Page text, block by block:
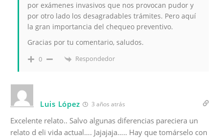
por exámenes invasivos que nos provocan pudor y
por otro lado los desagradables trámites. Pero aquí
la gran importancia del chequeo preventivo.
Gracias por tu comentario, saludos.
0 Respondedor
Luis López 3 años atrás
Excelente relato.. Salvo algunas diferencias pareciera un
relato d eli vida actual…. Jajajaja….. Hay que tomárselo con